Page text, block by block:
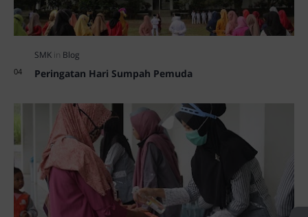
Peringatan Hari Sumpah Pemuda